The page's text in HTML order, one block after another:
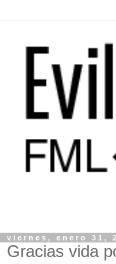
viernes, enero 31,
Gracias vida